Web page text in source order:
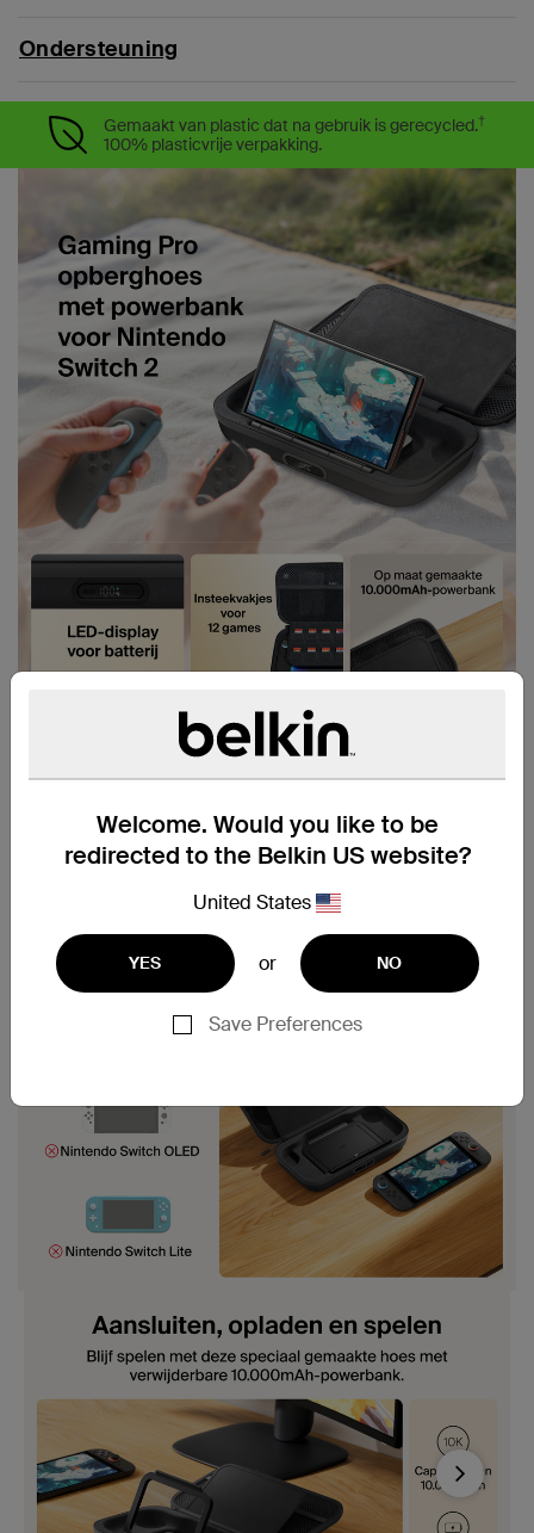
Welcome. Would you like to be
redirected to the Belkin US website?
United States
YES or NO
Save Preferences
Ondersteuning
Gemaakt van plastic dat na gebruik is gerecycled.†
100% plasticvrije verpakking.
Next